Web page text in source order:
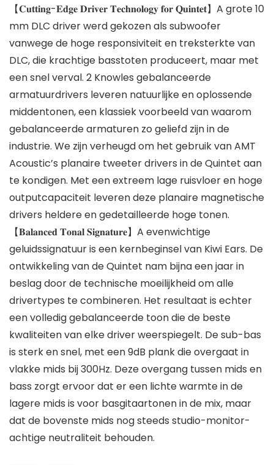
【𝐂𝐮𝐭𝐭𝐢𝐧𝐠-𝐄𝐝𝐠𝐞 𝐃𝐫𝐢𝐯𝐞𝐫 𝐓𝐞𝐜𝐡𝐧𝐨𝐥𝐨𝐠𝐲 𝐟𝐨𝐫 𝐐𝐮𝐢𝐧𝐭𝐞𝐭】A grote 10
mm DLC driver werd gekozen als subwoofer
vanwege de hoge responsiviteit en treksterkte van
DLC, die krachtige basstoten produceert, maar met
een snel verval. 2 Knowles gebalanceerde
armatuurdrivers leveren natuurlijke en oplossende
middentonen, een klassiek voorbeeld van waarom
gebalanceerde armaturen zo geliefd zijn in de
industrie. We zijn verheugd om het gebruik van AMT
Acoustic’s planaire tweeter drivers in de Quintet aan
te kondigen. Met een extreem lage ruisvloer en hoge
outputcapaciteit leveren deze planaire magnetische
drivers heldere en gedetailleerde hoge tonen.
【𝐁𝐚𝐥𝐚𝐧𝐜𝐞𝐝 𝐓𝐨𝐧𝐚𝐥 𝐒𝐢𝐠𝐧𝐚𝐭𝐮𝐫𝐞】A evenwichtige
geluidssignatuur is een kernbeginsel van Kiwi Ears. De
ontwikkeling van de Quintet nam bijna een jaar in
beslag door de technische moeilijkheid om alle
drivertypes te combineren. Het resultaat is echter
een volledig gebalanceerde toon die de beste
kwaliteiten van elke driver weerspiegelt. De sub-bas
is sterk en snel, met een 9dB plank die overgaat in
vlakke mids bij 300Hz. Deze overgang tussen mids en
bass zorgt ervoor dat er een lichte warmte in de
lagere mids is voor basgitaartonen in de mix, maar
dat de bovenste mids nog steeds studio-monitor-
achtige neutraliteit behouden.